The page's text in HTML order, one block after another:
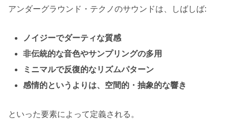
アンダーグラウンド・テクノのサウンドは、しばしば:
ノイジーでダーティな質感
非伝統的な音色やサンプリングの多用
ミニマルで反復的なリズムパターン
感情的というよりは、空間的・抽象的な響き
といった要素によって定義される。